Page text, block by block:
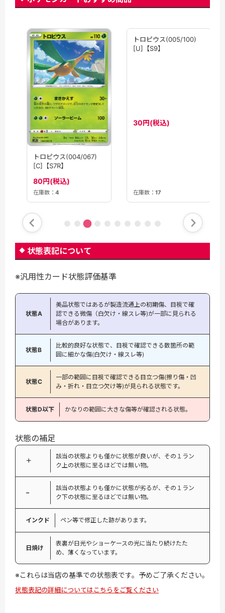
トロピウス(004/067)
[C]【S7R】
80円(税込)
在庫数：4
トロピウス(005/100)
[U]【S9】
30円(税込)
在庫数：17
状態表記について
※汎用性カード状態評価基準
状態A
美品状態ではあるが製造流通上の初期傷、目視で確
認できる微傷（白欠け・線スレ等)が一部に見られる
場合があります。
状態B
比較的良好な状態で、目視で確認できる数箇所の範
囲に細かな傷(白欠け・線スレ等)
状態C
一部の範囲に目視で確認できる目立つ傷(擦り傷・凹
み・折れ・目立つ欠け等)が見られる状態です。
状態D以下 かなりの範囲に大きな傷等が確認される状態。
状態の補足
＋
該当の状態よりも僅かに状態が良いが、その１ラン
ク上の状態に至るほどでは無い物。
−
該当の状態よりも僅かに状態が劣るが、その１ラン
ク下の状態に至るほどでは無い物。
インクド ペン等で修正した跡があります。
日焼け
表裏が日光やショーケースの光に当たり続けたた
め、薄くなっています。
※これらは当店の基準での状態表です。予めご了承ください。
状態表記の詳細についてはこちらをご覧ください